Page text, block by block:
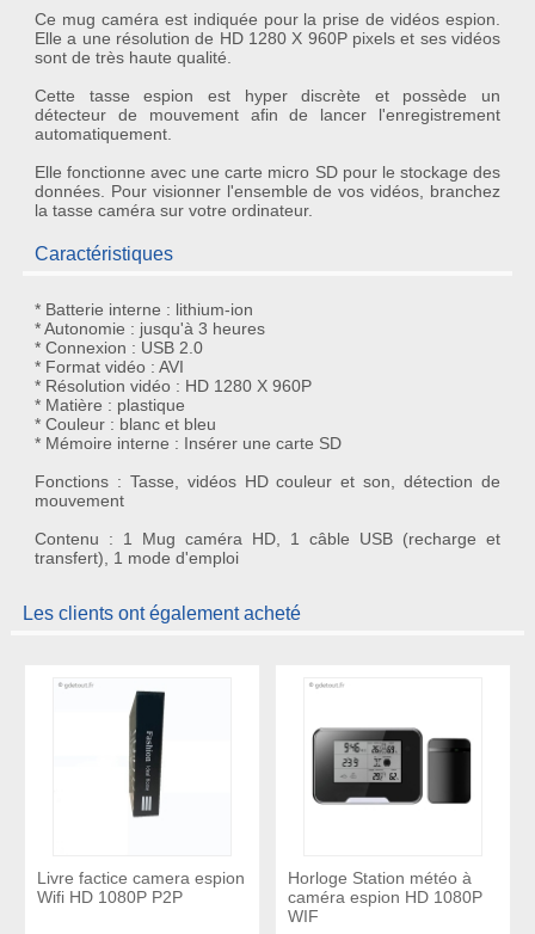
Ce mug caméra est indiquée pour la prise devidéos espion
Elle a une résolution de HD 1280 X 960P pixels et ses vidéos
sont de très haute qualité.
Cette tasse espion est hyper discrète et possède un
détecteur de mouvementafin de lancer l'enregistrement
automatiquement.
Elle fonctionne avec une carte micro SD pour le stockage des
données. Pour visionner l'ensemble de vos vidéos, branchez
la tasse caméra sur votre ordinateur.
Caractéristiques
* Batterie interne : lithium-ion
* Autonomie : jusqu'à 3 heures
* Connexion : USB 2.0
* Format vidéo : AVI
* Résolution vidéo : HD 1280 X 960P
* Matière : plastique
* Couleur : blanc et bleu
* Mémoire interne : Insérer une carte SD
Fonctions : Tasse, vidéos HD couleur et son, détection de
mouvement
Contenu : 1 Mug caméra HD, 1 câble USB (recharge et
transfert), 1 mode d'emploi
Les clients ont également acheté
Livre factice camera espion
Wifi HD 1080P P2P
Horloge Station météo à
caméra espion HD 1080P
WIF